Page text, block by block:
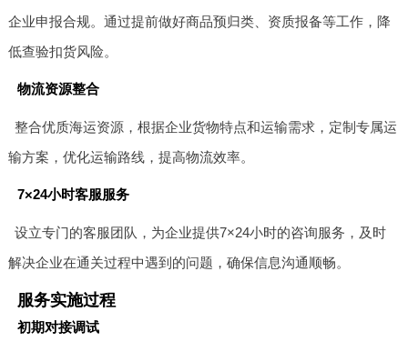
企业申报合规。通过提前做好商品预归类、资质报备等工作，降
低查验扣货风险。
物流资源整合
整合优质海运资源，根据企业货物特点和运输需求，定制专属运
输方案，优化运输路线，提高物流效率。
7×24小时客服服务
设立专门的客服团队，为企业提供7×24小时的咨询服务，及时
解决企业在通关过程中遇到的问题，确保信息沟通顺畅。
服务实施过程
初期对接调试